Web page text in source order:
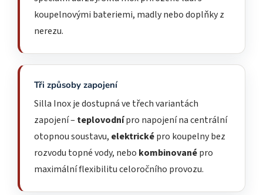
koupelnovými bateriemi, madly nebo doplňky z
nerezu.
Tři způsoby zapojení
Silla Inox je dostupná ve třech variantách
zapojení – teplovodnípro napojení na centrální
otopnou soustavu, elektricképro koupelny bez
rozvodu topné vody, nebo kombinovanépro
maximální flexibilitu celoročního provozu.